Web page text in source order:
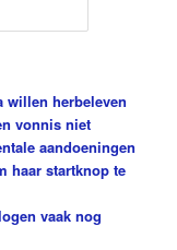
willen herbeleven
vonnis niet
aandoeningen
haar startknop te
vaak nog